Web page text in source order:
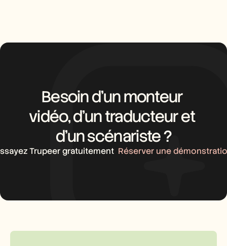
Besoin d’un monteur
vidéo, d’un traducteur et
d’un scénariste ?
Trupeer gratuitement Réserver une